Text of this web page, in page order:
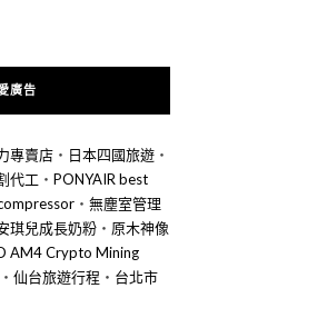
廣告
專賣店 ‧ 日本四國旅遊 ‧
代工 ‧ PONYAIR best
‧ 無塵室管理
琪兒成長奶粉 ‧ 原木神像
AM4 Crypto Mining
‧ 仙台旅遊行程 ‧ 台北市